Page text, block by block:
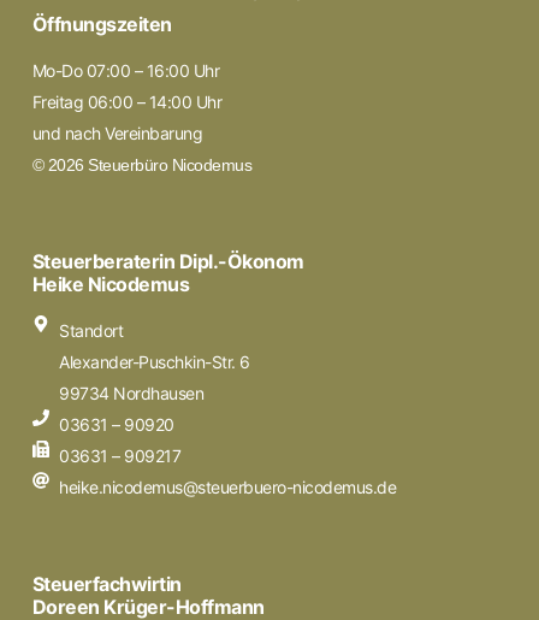
Öffnungszeiten
Mo-Do 07:00 – 16:00 Uhr
Freitag 06:00 – 14:00 Uhr
und nach Vereinbarung
© 2026 Steuerbüro Nicodemus
Steuerberaterin Dipl.-Ökonom
Heike Nicodemus
Standort
Alexander-Puschkin-Str. 6
99734 Nordhausen
03631 – 90920
03631 – 909217
heike.nicodemus@steuerbuero-nicodemus.de
Steuerfachwirtin
Doreen Krüger-Hoffmann